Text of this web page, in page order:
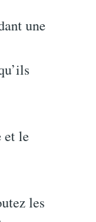
une
et le
les